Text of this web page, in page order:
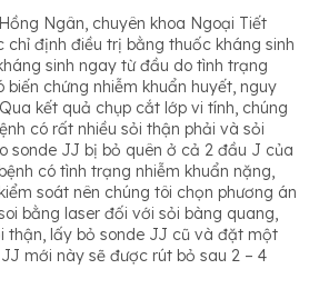
Ngân, chuyên khoa Ngoại Tiết
chỉ định điều trị bằng thuốc kháng sinh
sinh ngay từ đầu do tình trạng
biến chứng nhiễm khuẩn huyết, nguy
kết quả chụp cắt lớp vi tính, chúng
có rất nhiều sỏi thận phải và sỏi
sonde JJ bị bỏ quên ở cả 2 đầu J của
có tình trạng nhiễm khuẩn nặng,
soát nên chúng tôi chọn phương án
bằng laser đối với sỏi bàng quang,
thận, lấy bỏ sonde JJ cũ và đặt một
mới này sẽ được rút bỏ sau 2 – 4